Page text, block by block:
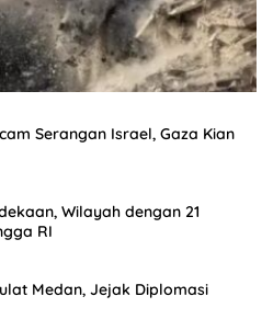
Serangan Israel, Gaza Kian
Wilayah dengan 21
RI
Medan, Jejak Diplomasi